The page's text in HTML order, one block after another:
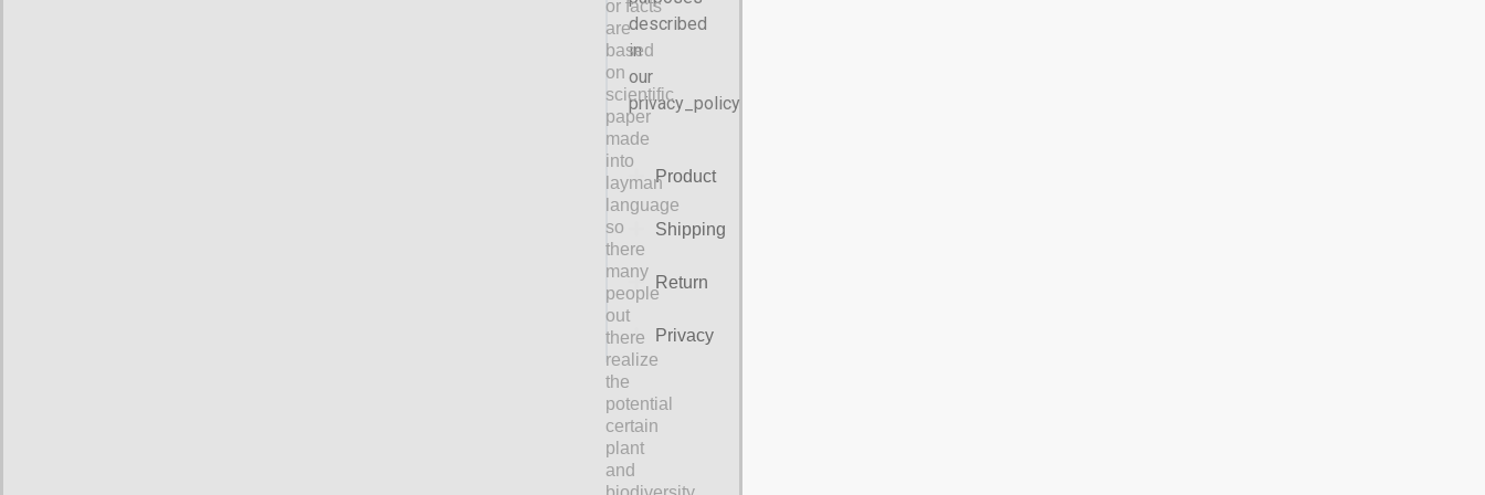
described
in
our
privacy_policy​
Product
Shipping​
Return
Privacy
or facts
are
based
on
scientific
paper
made
into
layman
language
so
there
many
people
out
there
realize
the
potential
certain
plant
and